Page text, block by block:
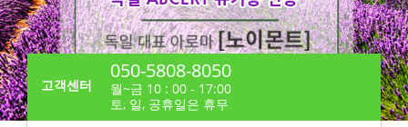
고객센터
050-5808-8050
월~금 10 : 00 - 17:00
토, 일, 공휴일은 휴무